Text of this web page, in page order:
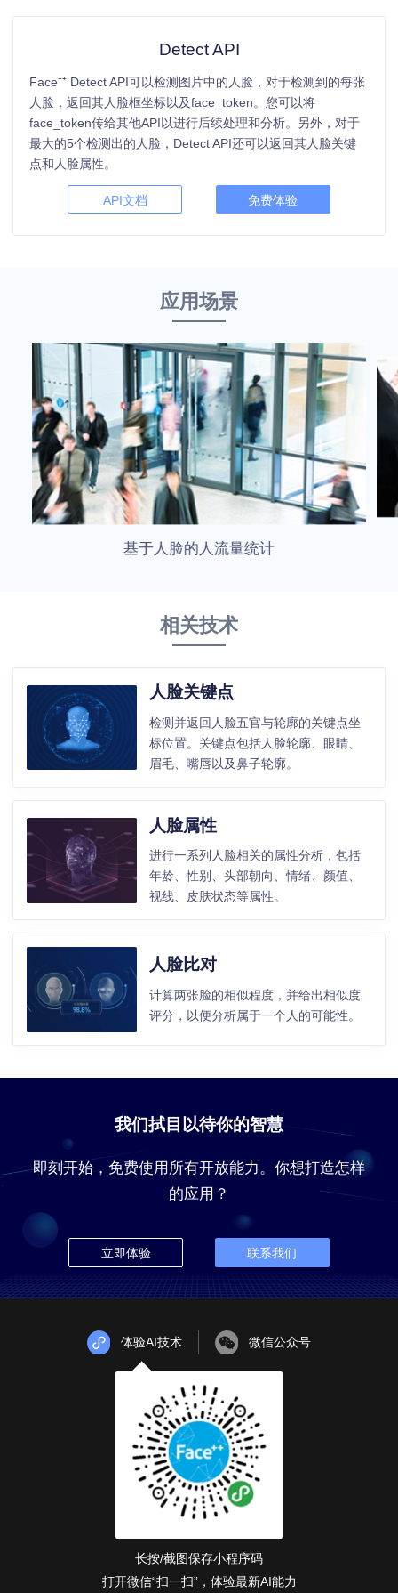
Detect API
Face⁺⁺ Detect API可以检测图片中的人脸，对于检测到的每张
人脸，返回其人脸框坐标以及face_token。您可以将
face_token传给其他API以进行后续处理和分析。另外，对于
最大的5个检测出的人脸，Detect API还可以返回其人脸关键
点和人脸属性。
API文档 免费体验
应用场景
基于人脸的人流量统计
相关技术
人脸关键点
检测并返回人脸五官与轮廓的关键点坐
标位置。关键点包括人脸轮廓、眼睛、
眉毛、嘴唇以及鼻子轮廓。
人脸属性
进行一系列人脸相关的属性分析，包括
年龄、性别、头部朝向、情绪、颜值、
视线、皮肤状态等属性。
人脸比对
计算两张脸的相似程度，并给出相似度
评分，以便分析属于一个人的可能性。
我们拭目以待你的智慧
即刻开始，免费使用所有开放能力。你想打造怎样
的应用？
立即体验 联系我们
体验AI技术 微信公众号
长按/截图保存小程序码
打开微信“扫一扫”，体验最新AI能力